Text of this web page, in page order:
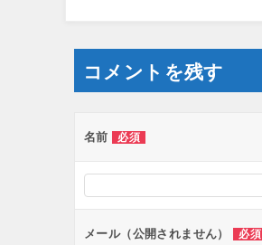
コメントを残す
名前 必須
メール（公開されません） 必須